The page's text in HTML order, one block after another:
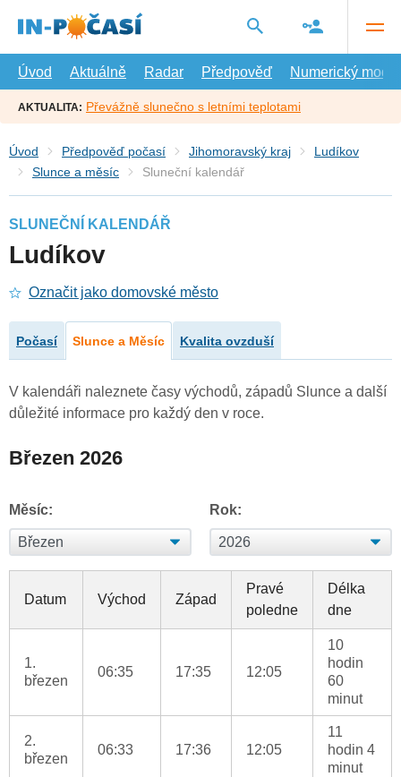
hlavní
Úvod
Aktuálně Radar Předpověď Numerický model
AKTUALITA: Převážně slunečno s letními teplotami
Úvod Předpověď počasí Jihomoravský kraj
Ludíkov
Slunce a měsíc
Sluneční kalendář
SLUNEČNÍ KALENDÁŘ
Ludíkov
Označit jako domovské město
Počasí Slunce a Měsíc Kvalita ovzduší
V kalendáři naleznete časy východů, západů Slunce a další
důležité informace pro každý den v roce.
Březen 2026
Měsíc: Rok:
Datum Východ Západ
Pravé
poledne
Délka
dne
1.
březen
06:35 17:35 12:05
10
hodin
60
minut
2.
březen
06:33 17:36 12:05
11
hodin 4
minut